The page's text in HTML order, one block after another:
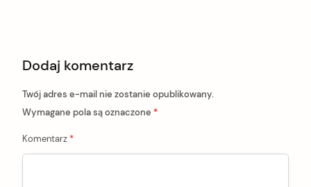
i
o
n
Dodaj komentarz
Twój adres e-mail nie zostanie opublikowany.
Wymagane pola są oznaczone *
Komentarz *